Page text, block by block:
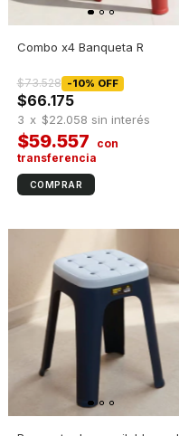
Combo x4 Banqueta R
$66.175
-10% OFF
$73.528
$59.557
3 x $22.058 sin interés